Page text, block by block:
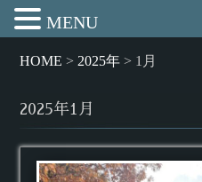
HOME > 2025年 > 1月
2025年1月
MENU